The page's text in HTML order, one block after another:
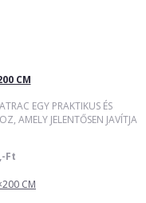
CM
EGY PRAKTIKUS ÉS
AMELY JELENTŐSEN JAVÍTJA
Ft